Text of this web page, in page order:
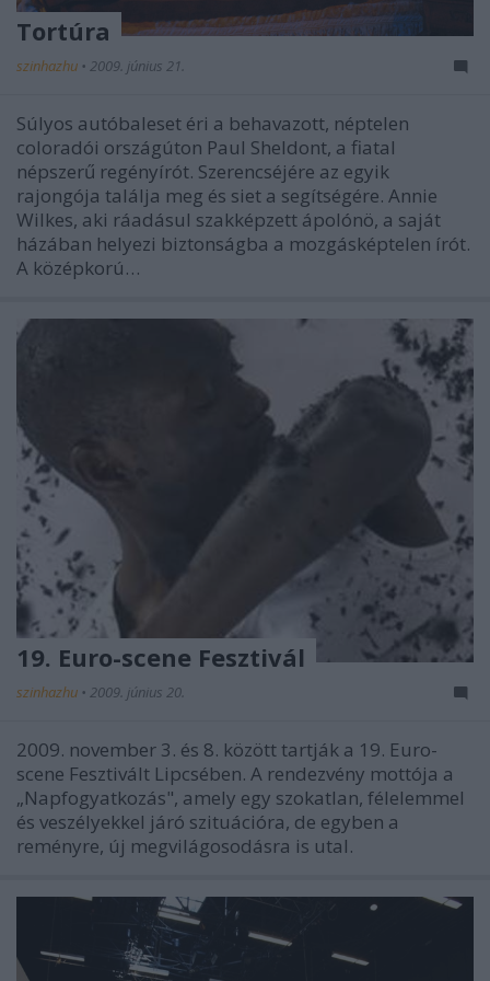
Tortúra
szinhazhu • 2009. június 21.
Súlyos autóbaleset éri a behavazott, néptelen
coloradói országúton Paul Sheldont, a fiatal
népszerű regényírót. Szerencséjére az egyik
rajongója találja meg és siet a segítségére. Annie
Wilkes, aki ráadásul szakképzett ápolónö, a saját
házában helyezi biztonságba a mozgásképtelen írót.
A középkorú…
19. Euro-scene Fesztivál
szinhazhu • 2009. június 20.
2009. november 3. és 8. között tartják a 19. Euro-
scene Fesztivált Lipcsében. A rendezvény mottója a
„Napfogyatkozás", amely egy szokatlan, félelemmel
és veszélyekkel járó szituációra, de egyben a
reményre, új megvilágosodásra is utal.